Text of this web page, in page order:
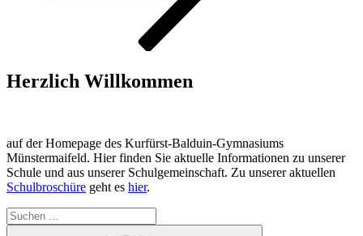
Herzlich Willkommen
auf der Homepage des Kurfürst-Balduin-Gymnasiums
Münstermaifeld. Hier finden Sie aktuelle Informationen zu unserer
Schule und aus unserer Schulgemeinschaft. Zu unserer aktuellen
Schulbroschüre geht es hier.
Suchen
nach: